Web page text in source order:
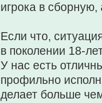
игрока в сборную,
Если что,
в поколении 18-
У нас есть
профильно
делает больше